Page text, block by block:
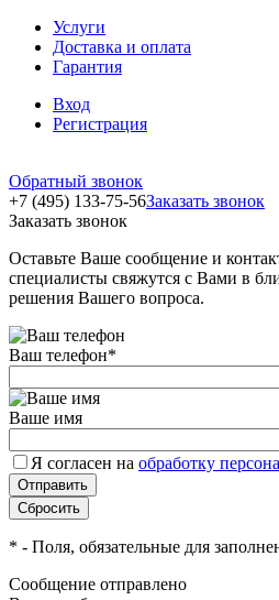
Услуги
Доставка и оплата
Гарантия
Вход
Регистрация
Обратный звонок
+7 (495) 133-75-56Заказать звонок
Заказать звонок
Оставьте Ваше сообщение и
специалисты свяжутся с Вами в
решения Вашего вопроса.
Ваш телефон*
Ваше имя
Я согласен на обработку
* - Поля, обязательные для
Сообщение отправлено